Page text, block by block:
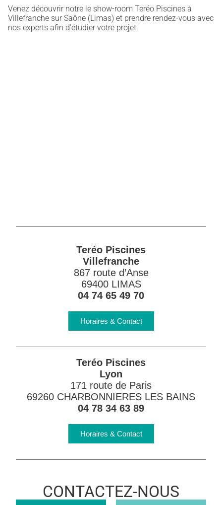
Venez découvrir notre le show-room Teréo Piscines à
Villefranche sur Saône (Limas) et prendre rendez-vous avec
nos experts afin d’étudier votre projet.
Teréo Piscines
Villefranche
867 route d’Anse
69400 LIMAS
04 74 65 49 70
Horaires & Contact
Teréo Piscines
Lyon
171 route de Paris
69260 CHARBONNIERES LES BAINS
04 78 34 63 89
Horaires & Contact
CONTACTEZ-NOUS